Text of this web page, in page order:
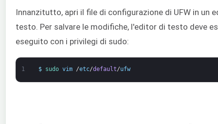
Innanzitutto, apri il file di configurazione di UFW in un
testo. Per salvare le modifiche, l'editor di testo deve
eseguito con i privilegi di sudo:
1 $ sudo vim /etc/default/ufw